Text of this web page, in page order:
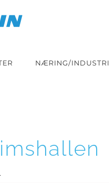
NÆRING/INDUSTRI